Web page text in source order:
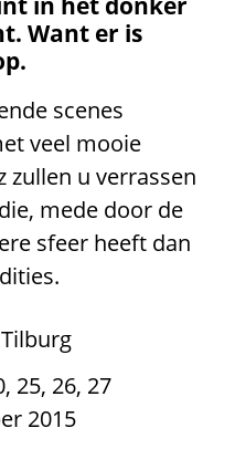
Want er is
scenes
veel mooie
zullen u verrassen
mede door de
sfeer heeft dan
25, 26, 27
2015